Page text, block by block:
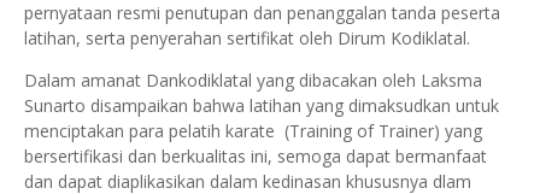
pernyataan resmi penutupan dan penanggalan tanda peserta
latihan, serta penyerahan sertifikat oleh Dirum Kodiklatal.
Dalam amanat Dankodiklatal yang dibacakan oleh Laksma
Sunarto disampaikan bahwa latihan yang dimaksudkan untuk
menciptakan para pelatih karate (Training of Trainer) yang
bersertifikasi dan berkualitas ini, semoga dapat bermanfaat
dan dapat diaplikasikan dalam kedinasan khususnya dlam